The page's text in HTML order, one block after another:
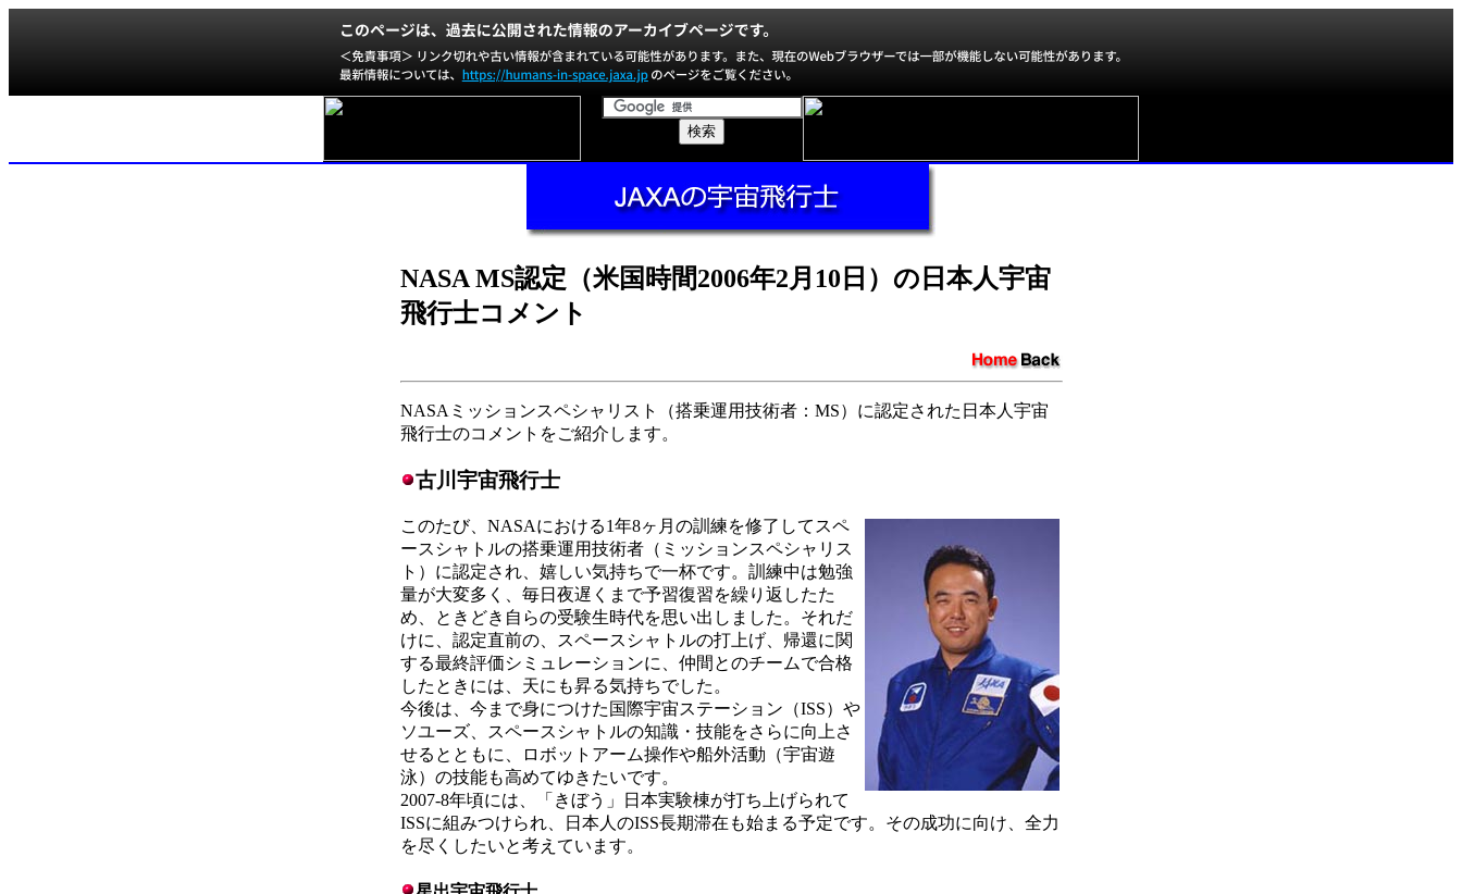
NASA MS認定（米国時間2006年2月10日）の日本人宇宙
飛行士コメント
NASAミッションスペシャリスト（搭乗運用技術者：MS）に認定された日本人宇宙
飛行士のコメントをご紹介します。
古川宇宙飛行士
このたび、NASAにおける1年8ヶ月の訓練を修了してスペ
ースシャトルの搭乗運用技術者（ミッションスペシャリス
ト）に認定され、嬉しい気持ちで一杯です。訓練中は勉強
量が大変多く、毎日夜遅くまで予習復習を繰り返したた
め、ときどき自らの受験生時代を思い出しました。それだ
けに、認定直前の、スペースシャトルの打上げ、帰還に関
する最終評価シミュレーションに、仲間とのチームで合格
したときには、天にも昇る気持ちでした。
今後は、今まで身につけた国際宇宙ステーション（ISS）や
ソユーズ、スペースシャトルの知識・技能をさらに向上さ
せるとともに、ロボットアーム操作や船外活動（宇宙遊
泳）の技能も高めてゆきたいです。
2007-8年頃には、「きぼう」日本実験棟が打ち上げられて
ISSに組みつけられ、日本人のISS長期滞在も始まる予定です。その成功に向け、全力
を尽くしたいと考えています。